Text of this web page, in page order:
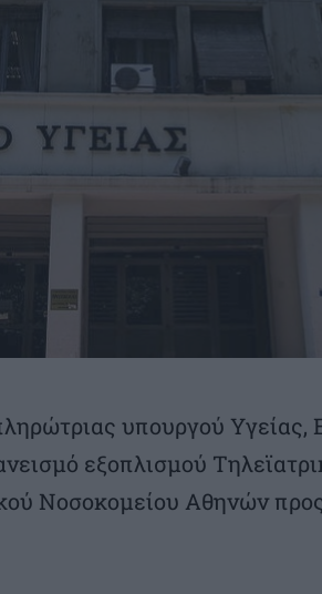
υπουργού Υγείας,
εξοπλισμού
Νοσοκομείου Αθηνών